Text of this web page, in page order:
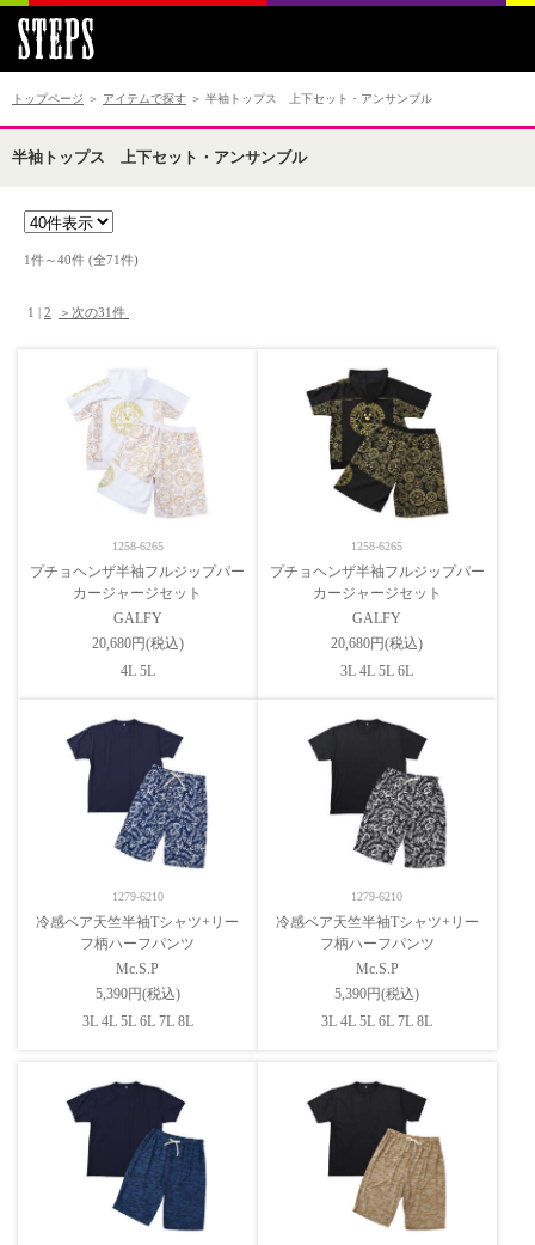
トップページ ＞ アイテムで探す ＞ 半袖トップス 上下セット・アンサンブル
半袖トップス 上下セット・アンサンブル
1件～40件 (全71件)
1 | 2 ＞次の31件
1258-6265
プチョヘンザ半袖フルジップパー
カージャージセット
GALFY
20,680円(税込)
4L 5L
1258-6265
プチョヘンザ半袖フルジップパー
カージャージセット
GALFY
20,680円(税込)
3L 4L 5L 6L
1279-6210
冷感ベア天竺半袖Tシャツ+リー
フ柄ハーフパンツ
Mc.S.P
5,390円(税込)
3L 4L 5L 6L 7L 8L
1279-6210
冷感ベア天竺半袖Tシャツ+リー
フ柄ハーフパンツ
Mc.S.P
5,390円(税込)
3L 4L 5L 6L 7L 8L